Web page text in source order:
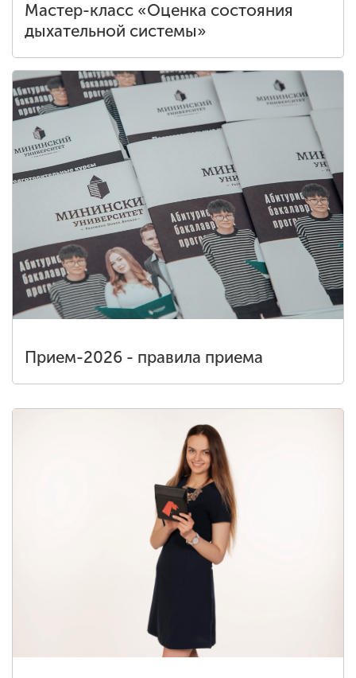
Мастер-класс «Оценка состояния
дыхательной системы»
Прием-2026 - правила приема